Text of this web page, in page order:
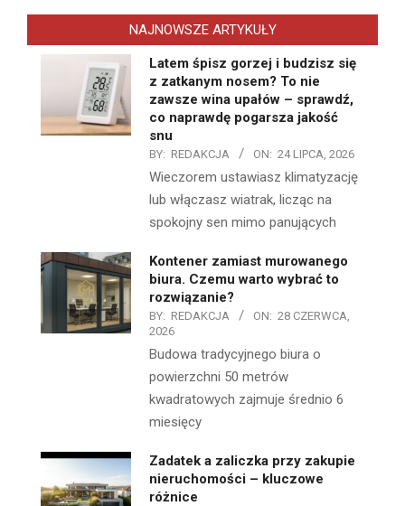
NAJNOWSZE ARTYKUŁY
Latem śpisz gorzej i budzisz się
z zatkanym nosem? To nie
zawsze wina upałów – sprawdź,
co naprawdę pogarsza jakość
snu
BY: REDAKCJA ON: 24 LIPCA, 2026
Wieczorem ustawiasz klimatyzację
lub włączasz wiatrak, licząc na
spokojny sen mimo panujących
Kontener zamiast murowanego
biura. Czemu warto wybrać to
rozwiązanie?
BY: REDAKCJA ON: 28 CZERWCA,
2026
Budowa tradycyjnego biura o
powierzchni 50 metrów
kwadratowych zajmuje średnio 6
miesięcy
Zadatek a zaliczka przy zakupie
nieruchomości – kluczowe
różnice